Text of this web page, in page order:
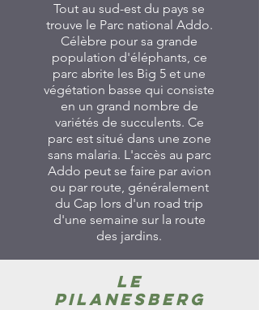
Tout au sud-est du pays se
trouve le Parc national Addo.
Célèbre pour sa grande
population d'éléphants, ce
parc abrite les Big 5 et une
végétation basse qui consiste
en un grand nombre de
variétés de succulents. Ce
parc est situé dans une zone
sans malaria. L'accès au parc
Addo peut se faire par avion
ou par route, généralement
du Cap lors d'un road trip
d'une semaine sur la route
des jardins.
Le
Pilanesberg